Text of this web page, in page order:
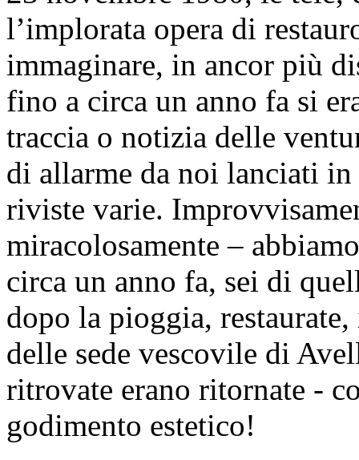
l’implorata opera di
immaginare, in ancor più
fino a circa un anno fa si
traccia o notizia delle
di allarme da noi lanciati
riviste varie.
miracolosamente –
circa un anno fa, sei di
dopo la pioggia,
delle sede vescovile di
ritrovate erano ritornate -
godimento estetico!